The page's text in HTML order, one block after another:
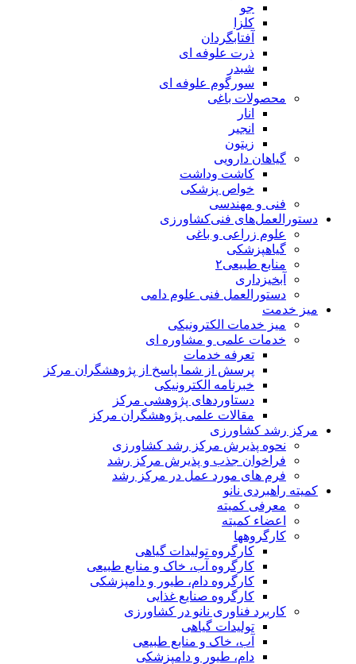
جو
کلزا
آفتابگردان
ذرت علوفه ای
شبدر
سورگوم علوفه ای
محصولات باغی
انار
انجیر
زیتون
گیاهان دارویی
کاشت وداشت
خواص پزشکی
فنی و مهندسی
دستورالعمل‌های فنی‌کشاورزی
علوم زراعی و باغی
گیاهپزشکی
منابع طبیعی۲
آبخیزداری
دستورالعمل فنی علوم دامی
میز خدمت
میز خدمات الکترونیکی
خدمات علمی و مشاوره ای
تعرفه خدمات
پرسش از شما پاسخ از پژوهشگران مرکز
خبرنامه الکترونیکی
دستاوردهای پژوهشی مرکز
مقالات علمی پژوهشگران مرکز
مرکز رشد کشاورزی
نحوه پذیرش مرکز رشد کشاورزی
فراخوان جذب و پذیرش مرکز رشد
فرم های مورد عمل در مرکز رشد
کمیته راهبردی نانو
معرفی کمیته
اعضاء کمیته
کارگروه‏ها
کارگروه تولیدات گیاهی
کارگروه آب، خاک و منابع طبیعی
کارگروه دام، طیور و دامپزشکی
کارگروه صنایع غذایی
کاربرد فناوری نانو در کشاورزی
تولیدات گیاهی
آب، خاک و منابع طبیعی
دام، طیور و دامپزشکی